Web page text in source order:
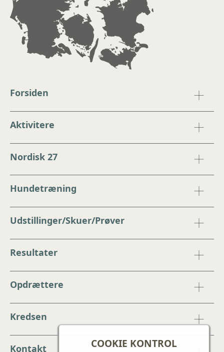
COOKIE KONTROL
Forsiden
Aktivitere
Nordisk 27
Hundetræning
Udstillinger/Skuer/Prøver
Resultater
Opdrættere
Kredsen
Kontakt